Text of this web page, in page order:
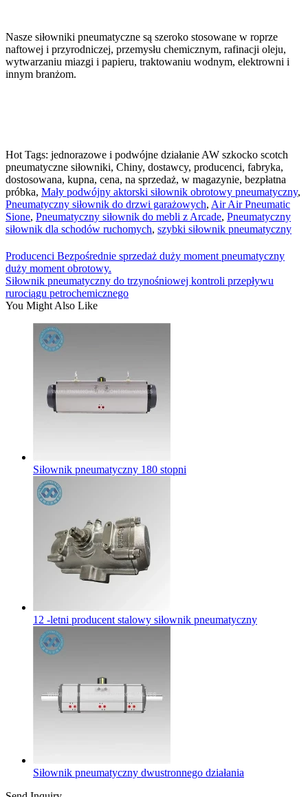
Nasze siłowniki pneumatyczne są szeroko stosowane w roprze
naftowej i przyrodniczej, przemysłu chemicznym, rafinacji oleju,
wytwarzaniu miazgi i papieru, traktowaniu wodnym, elektrowni i
innym branżom.
Hot Tags: jednorazowe i podwójne działanie AW szkocko scotch
pneumatyczne siłowniki, Chiny, dostawcy, producenci, fabryka,
dostosowana, kupna, cena, na sprzedaż, w magazynie, bezpłatna
próbka, Mały podwójny aktorski siłownik obrotowy pneumatyczny,
Pneumatyczny siłownik do drzwi garażowych, Air Air Pneumatic
Sione, Pneumatyczny siłownik do mebli z Arcade, Pneumatyczny
siłownik dla schodów ruchomych, szybki siłownik pneumatyczny
Producenci Bezpośrednie sprzedaż duży moment pneumatyczny
duży moment obrotowy.
Siłownik pneumatyczny do trzynośniowej kontroli przepływu
rurociągu petrochemicznego
You Might Also Like
Siłownik pneumatyczny 180 stopni
12 -letni producent stalowy siłownik pneumatyczny
Siłownik pneumatyczny dwustronnego działania